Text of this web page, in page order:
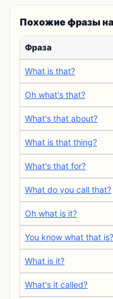
Похожие фразы
Фраза
What is that?
Oh what's that?
What's that about?
What is that thing?
What's that for?
What do you call that?
Oh what is it?
You know what that is?
What is it?
What's it called?